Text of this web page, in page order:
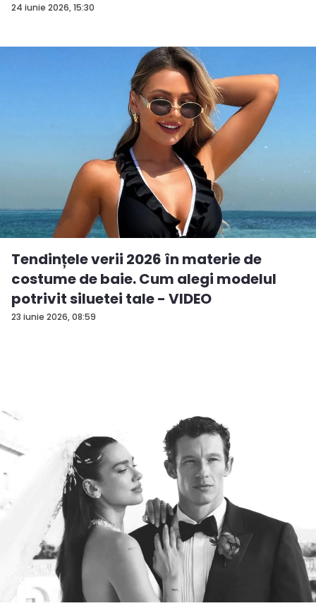
24 iunie 2026, 15:30
23 iunie 2026, 08:59
Tendințele verii 2026 în materie de
costume de baie. Cum alegi modelul
potrivit siluetei tale - VIDEO